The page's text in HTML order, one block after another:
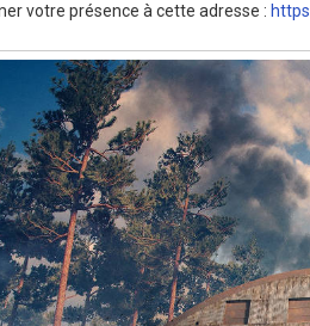
votre présence à cette adresse :